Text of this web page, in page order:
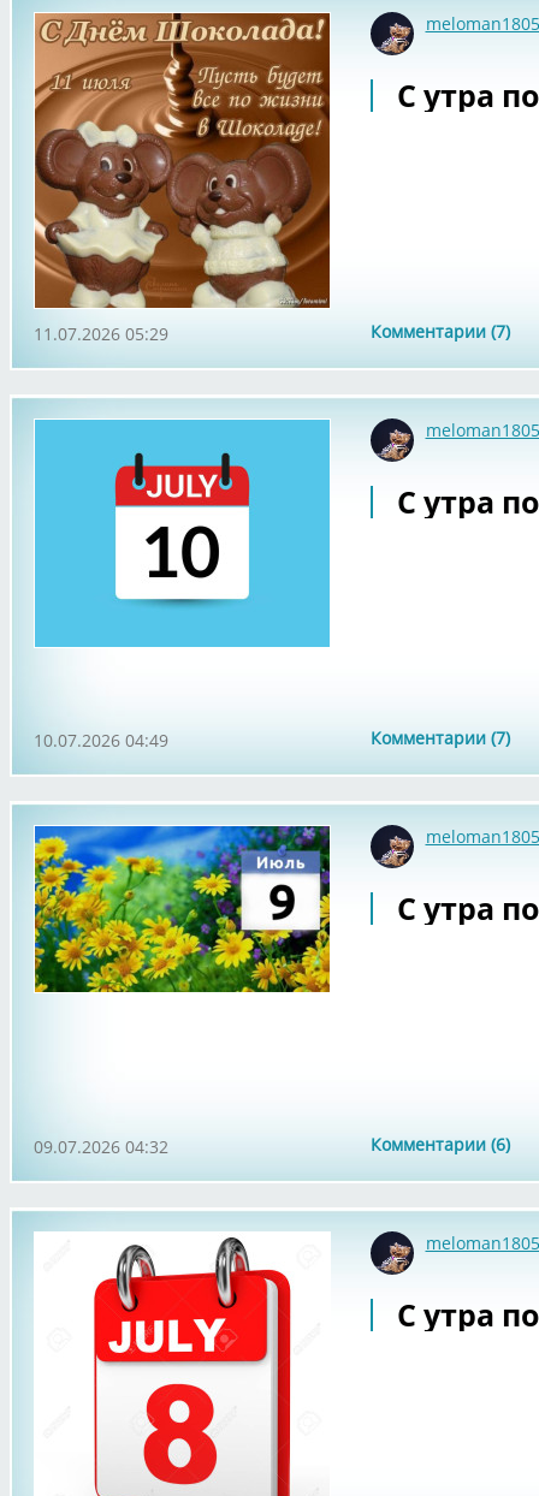
meloman1805
С утра
Комментарии (7)
11.07.2026 05:29
meloman1805
С утра
Комментарии (7)
10.07.2026 04:49
meloman1805
С утра
Комментарии (6)
09.07.2026 04:32
meloman1805
С утра